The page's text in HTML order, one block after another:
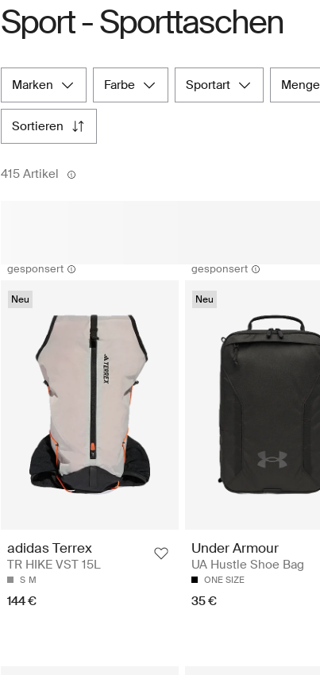
Sport - Sporttaschen
marken farbe sportart menge
sortieren
415 Artikel
gesponsert
Neu
adidas Terrex
TR HIKE VST 15L
S M
144 €
gesponsert
Neu
Under Armour
UA Hustle Shoe Bag
ONE SIZE
35 €